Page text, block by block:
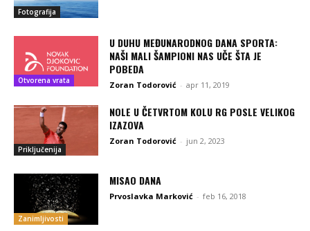
Fotografija
Otvorena vrata
U DUHU MEĐUNARODNOG DANA SPORTA:
NAŠI MALI ŠAMPIONI NAS UČE ŠTA JE
POBEDA
Zoran Todorović - apr 11, 2019
Priključenija
NOLE U ČETVRTOM KOLU RG POSLE VELIKOG
IZAZOVA
Zoran Todorović - jun 2, 2023
Zanimljivosti
MISAO DANA
Prvoslavka Marković - feb 16, 2018